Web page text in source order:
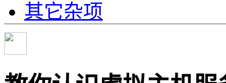
其它杂项